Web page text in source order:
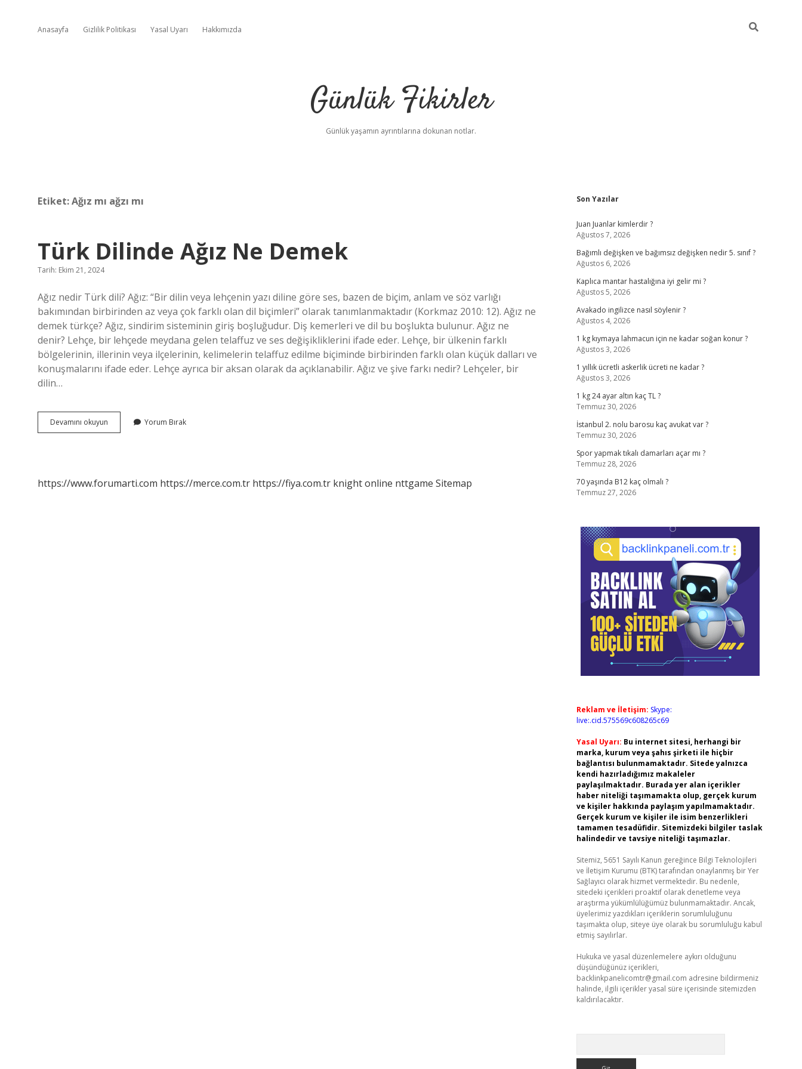
Anasayfa Gizlilik Politikası Yasal Uyarı Hakkımızda
Günlük Fikirler
Günlük yaşamın ayrıntılarına dokunan notlar.
Etiket:Ağız mı ağzı mı
Türk Dilinde Ağız Ne Demek
Tarih: Ekim 21, 2024
Ağız nedir Türk dili? Ağız: “Bir dilin veya lehçenin yazı diline göre ses, bazen de biçim, anlam ve söz varlığı
bakımından birbirinden az veya çok farklı olan dil biçimleri” olarak tanımlanmaktadır (Korkmaz 2010: 12). Ağız ne
demek türkçe? Ağız, sindirim sisteminin giriş boşluğudur. Diş kemerleri ve dil bu boşlukta bulunur. Ağız ne
denir? Lehçe, bir lehçede meydana gelen telaffuz ve ses değişikliklerini ifade eder. Lehçe, bir ülkenin farklı
bölgelerinin, illerinin veya ilçelerinin, kelimelerin telaffuz edilme biçiminde birbirinden farklı olan küçük dalları ve
konuşmalarını ifade eder. Lehçe ayrıca bir aksan olarak da açıklanabilir. Ağız ve şive farkı nedir? Lehçeler, bir
dilin…
Devamını okuyun
Dilinde
Yorum Bırak
https://www.forumarti.com https://merce.com.tr https://fiya.com.tr knight online nttgame Sitemap
Sidebar
Son Yazılar
Juan Juanlar kimlerdir ?
Ağustos 7, 2026
Bağımlı değişken ve bağımsız değişken nedir 5. sınıf ?
Ağustos 6, 2026
Kaplıca mantar hastalığına iyi gelir mi ?
Ağustos 5, 2026
Avakado ingilizce nasıl söylenir ?
Ağustos 4, 2026
1 kg kıymaya lahmacun için ne kadar soğan konur ?
Ağustos 3, 2026
1 yıllık ücretli askerlik ücreti ne kadar ?
Ağustos 3, 2026
1 kg 24 ayar altın kaç TL ?
Temmuz 30, 2026
İstanbul 2. nolu barosu kaç avukat var ?
Temmuz 30, 2026
Spor yapmak tıkalı damarları açar mı ?
Temmuz 28, 2026
70 yaşında B12 kaç olmalı ?
Temmuz 27, 2026
Reklam ve İletişim: Skype:
live:.cid.575569c608265c69
Yasal Uyarı: Bu internet sitesi, herhangi bir
marka, kurum veya şahıs şirketi ile hiçbir
bağlantısı bulunmamaktadır. Sitede yalnızca
kendi hazırladığımız makaleler
paylaşılmaktadır. Burada yer alan içerikler
haber niteliği taşımamakta olup, gerçek kurum
ve kişiler hakkında paylaşım yapılmamaktadır.
Gerçek kurum ve kişiler ile isim benzerlikleri
tamamen tesadüfidir. Sitemizdeki bilgiler taslak
halindedir ve tavsiye niteliği taşımazlar.
Sitemiz, 5651 Sayılı Kanun gereğince Bilgi Teknolojileri
ve İletişim Kurumu (BTK) tarafından onaylanmış bir Yer
Sağlayıcı olarak hizmet vermektedir. Bu nedenle,
sitedeki içerikleri proaktif olarak denetleme veya
araştırma yükümlülüğümüz bulunmamaktadır. Ancak,
üyelerimiz yazdıkları içeriklerin sorumluluğunu
taşımakta olup, siteye üye olarak bu sorumluluğu kabul
etmiş sayılırlar.
Hukuka ve yasal düzenlemelere aykırı olduğunu
düşündüğünüz içerikleri,
backlinkpanelicomtr@gmail.com adresine bildirmeniz
halinde, ilgili içerikler yasal süre içerisinde sitemizden
kaldırılacaktır.